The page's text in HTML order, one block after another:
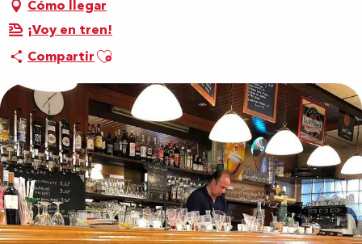
Cómo llegar
¡Voy en tren!
CompartirAjouter aux favoris